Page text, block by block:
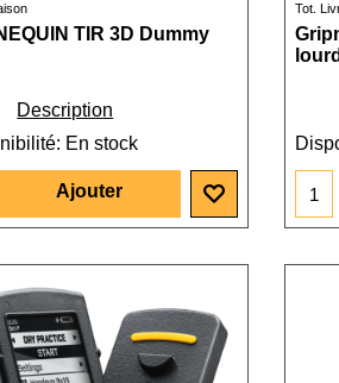
TIR 3D Dummy
Description
: En stock
Ajouter
Tot.